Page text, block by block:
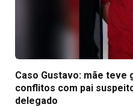
Caso Gustavo: mãe teve
conflitos com pai
delegado